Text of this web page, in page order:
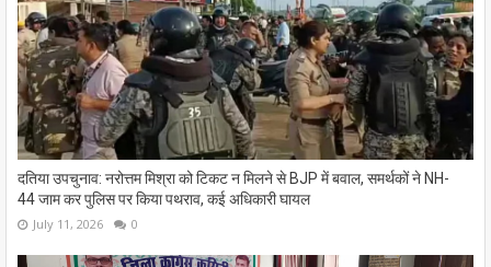
दतिया उपचुनाव: नरोत्तम मिश्रा को टिकट न मिलने से BJP में बवाल, समर्थकों ने NH-
44 जाम कर पुलिस पर किया पथराव, कई अधिकारी घायल
July 11, 2026 0